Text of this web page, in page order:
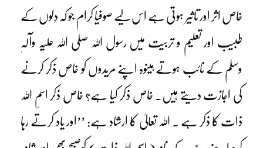
خاص اثر اور تاثیر ہوتی ہے اس لیے صوفیا کرام جو کہ دِلوں کے
طبیب اور تعلیم و تربیت میں رسول اللہ صلی اللہ علیہ وآلہٖ
وسلم کے نائب ہوتے ہیںوہ اپنے مریدوں کو خاص ذکر کرنے
کی اجازت دیتے ہیں۔ خاص ذکر کیا ہے؟ خاص ذکر اسمِ اللہ
ذات کا ذکر ہے ۔ اللہ تعالیٰ کا ارشاد ہے: ’’اور یاد کرتے رہا